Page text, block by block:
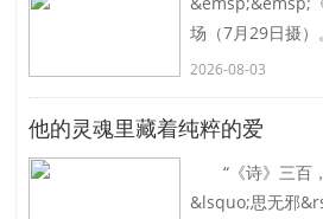
场（7月29日摄
着暑期红色旅游
剧《长征第一渡
剧自2023年3月首
2026-08-03
他的灵魂里藏着纯粹的爱
“《诗》三百
&lsquo;思无邪